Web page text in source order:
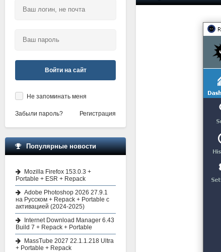
Войти на сайт
Не запоминать меня
Забыли пароль? Регистрация
Популярные новости
Mozilla Firefox 153.0.3 +
Portable + ESR + Repack
Adobe Photoshop 2026 27.9.1
на Русском + Repack + Portable с
активацией (2024-2025)
Internet Download Manager 6.43
Build 7 + Repack + Portable
MassTube 2027 22.1.1.218 Ultra
+ Portable + Repack